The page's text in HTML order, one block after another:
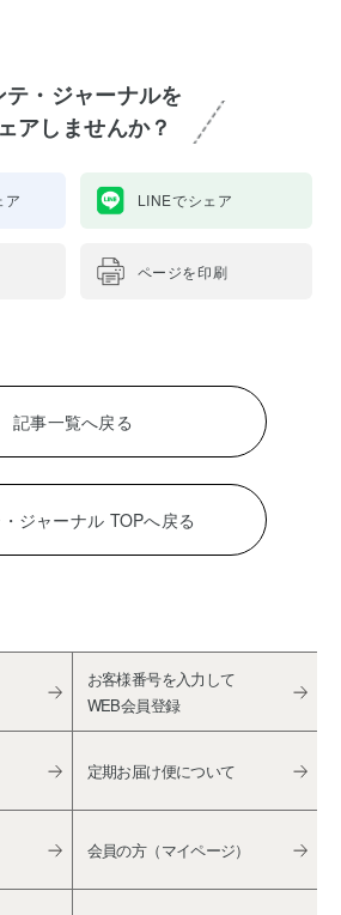
テ・ジャーナルを
アしませんか？
ア LINEでシェア
ページを印刷
記事一覧へ戻る
ジャーナル TOPへ戻る
お客様番号を入力して
WEB会員登録
定期お届け便について
会員の方（マイページ）